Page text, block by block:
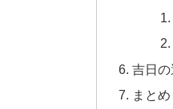
吉日
まとめ